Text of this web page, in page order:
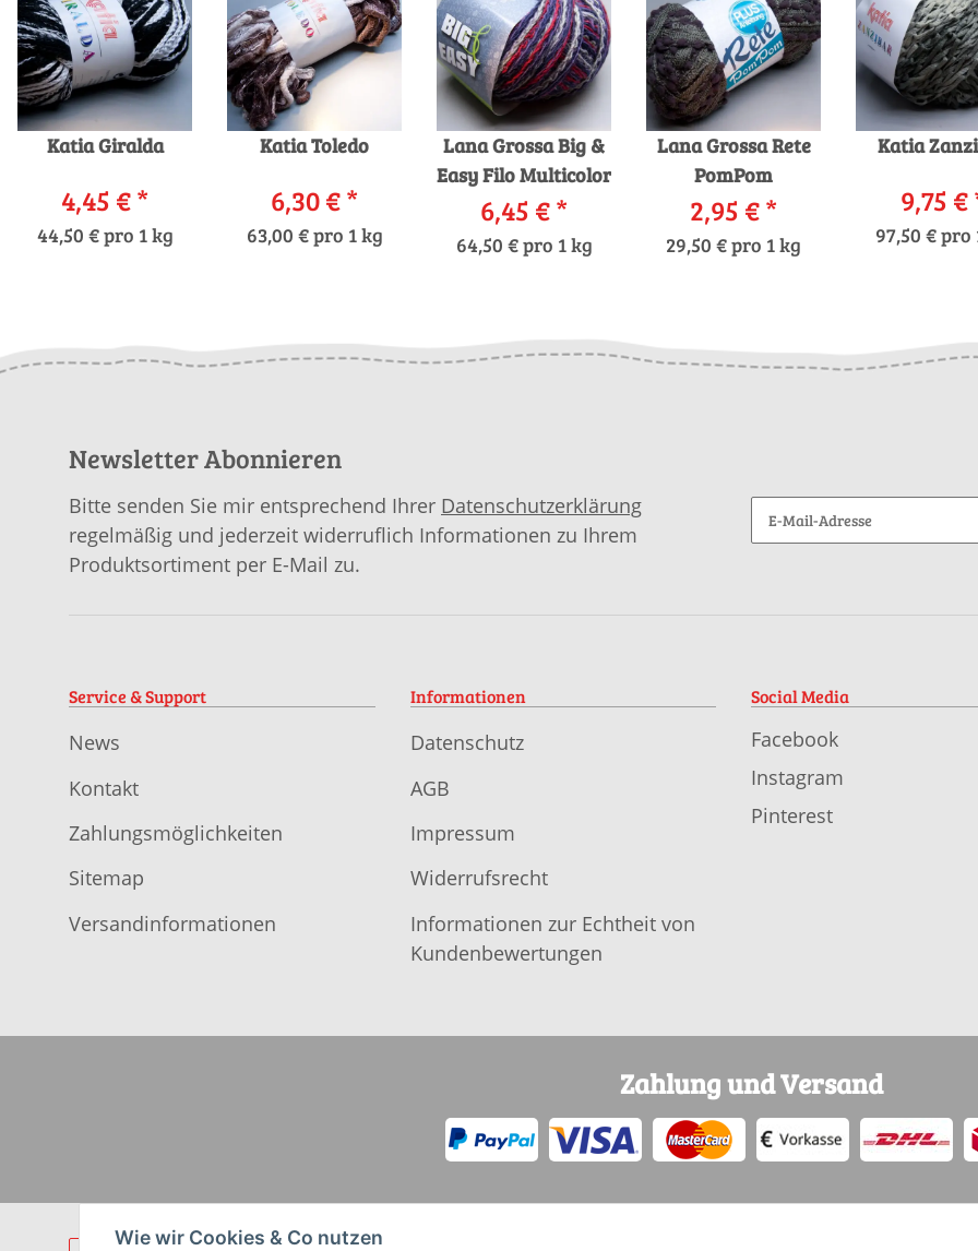
Katia Giralda
4,45 €*
44,50 € pro 1 kg
Katia Toledo
6,30 €*
63,00 € pro 1 kg
Lana Grossa Big &
Easy Filo Multicolor
6,45 €*
64,50 € pro 1 kg
Lana Grossa Rete
PomPom
2,95 €*
29,50 € pro 1 kg
Katia
9,75 €
97,50 € pro
Newsletter Abonnieren
Bitte senden Sie mir entsprechend Ihrer Datenschutzerklärung
regelmäßig und jederzeit widerruflich Informationen zu Ihrem
Produktsortiment per E-Mail zu.
Service & Support
News
Kontakt
Zahlungsmöglichkeiten
Sitemap
Versandinformationen
Informationen
Datenschutz
AGB
Impressum
Widerrufsrecht
Informationen zur Echtheit von
Kundenbewertungen
Social Media
Facebook
Instagram
Pinterest
Zahlung und Versand
Wie wir Cookies & Co nutzen